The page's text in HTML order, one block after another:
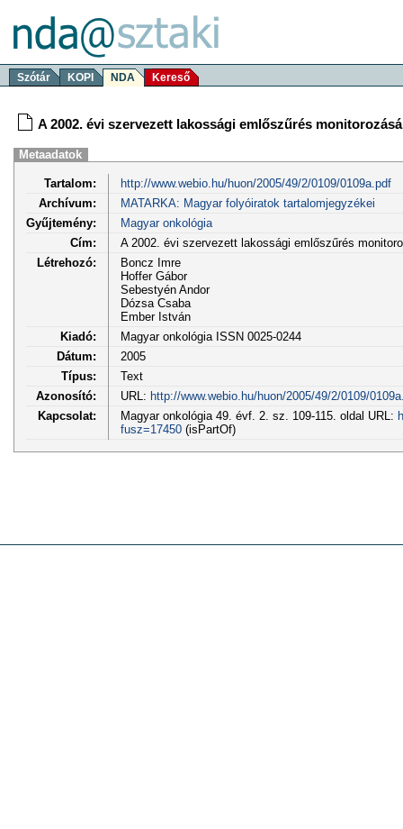
Szótár KOPI NDA Kereső
A 2002. évi szervezett lakossági emlőszűrés
Metaadatok
Tartalom:
http://www.webio.hu/huon/2005/49/2/0109/0109a.pdf
Archívum:
MATARKA: Magyar folyóiratok tartalomjegyzékei
Gyűjtemény:
Magyar onkológia
Cím:
A 2002. évi szervezett lakossági emlőszűrés
Létrehozó:
Boncz Imre
Hoffer Gábor
Sebestyén Andor
Dózsa Csaba
Ember István
Kiadó:
Magyar onkológia ISSN 0025-0244
Dátum:
2005
Típus:
Text
Azonosító:
URL: http://www.webio.hu/huon/2005/49/2/0109/
Kapcsolat:
Magyar onkológia 49. évf. 2. sz. 109-115. oldal URL:
fusz=17450(isPartOf)